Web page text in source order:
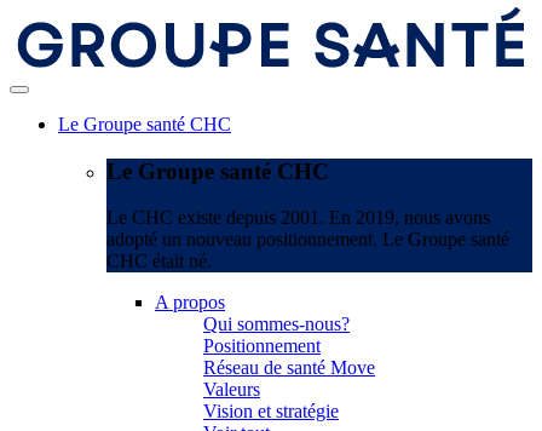
Le Groupe santé CHC
Le Groupe santé CHC
Le CHC existe depuis 2001. En 2019, nous avons
adopté un nouveau positionnement. Le Groupe santé
CHC était né.
A propos
Qui sommes-nous?
Positionnement
Réseau de santé Move
Valeurs
Vision et stratégie